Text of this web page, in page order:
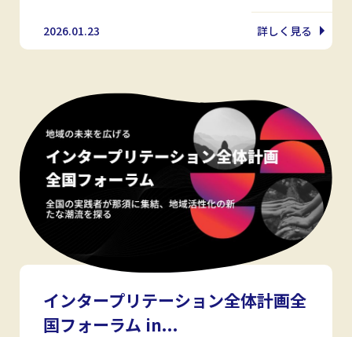
2026.01.23 詳しく見る
インタープリテーション全体計画全
国フォーラム in...